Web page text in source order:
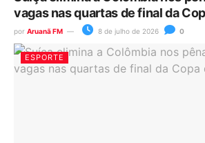
vagas nas quartas de final da
por Aruanã FM 8 de julho de 2026 0
ESPORTE